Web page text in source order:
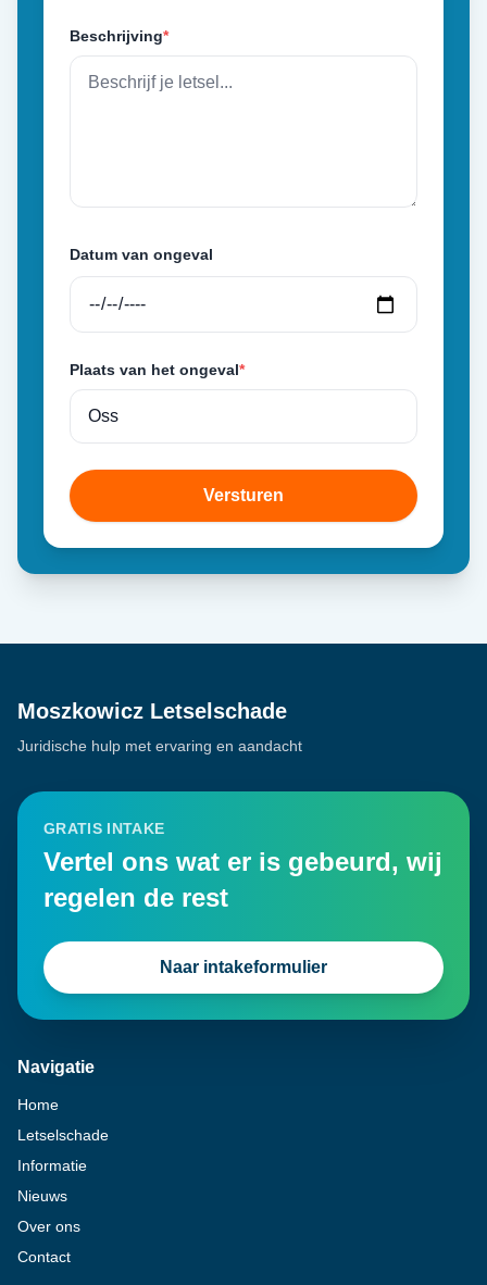
Beschrijving*
Datum van ongeval
Plaats van het ongeval*
Versturen
Moszkowicz Letselschade
Juridische hulp met ervaring en aandacht
GRATIS INTAKE
Vertel ons wat er is gebeurd, wij
regelen de rest
Naar intakeformulier
Navigatie
Home
Letselschade
Informatie
Nieuws
Over ons
Contact